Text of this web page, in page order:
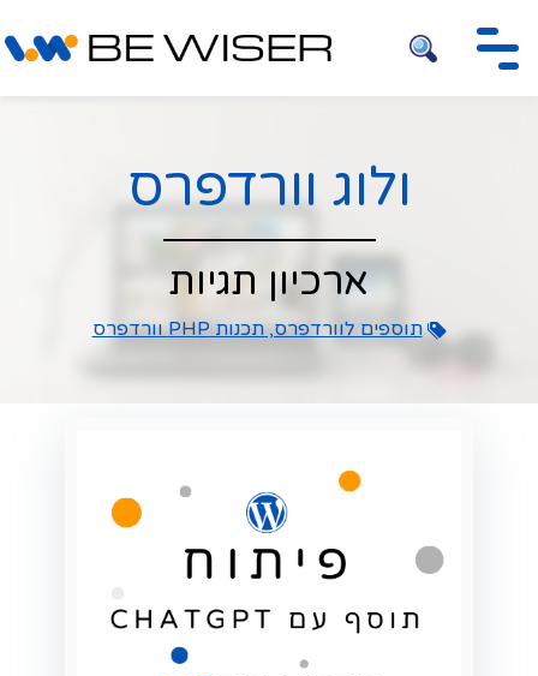
חיפוש
ולוג וורדפרס
ארכיון תגיות
תוספים לוורדפרס, תכנות PHP וורדפרס